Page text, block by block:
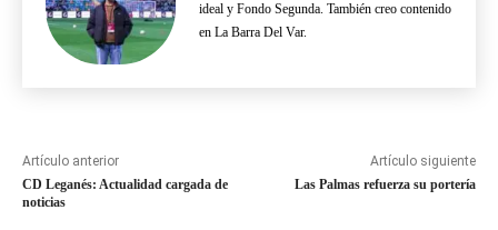
ideal y Fondo Segunda. También creo contenido
en La Barra Del Var.
Artículo anterior
CD Leganés: Actualidad cargada de
noticias
Artículo siguiente
Las Palmas refuerza su portería